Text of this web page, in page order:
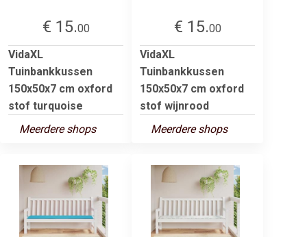
€ 15.00
VidaXL
Tuinbankkussen
150x50x7 cm oxford
stof turquoise
Meerdere shops
€ 15.00
VidaXL
Tuinbankkussen
150x50x7 cm oxford
stof wijnrood
Meerdere shops